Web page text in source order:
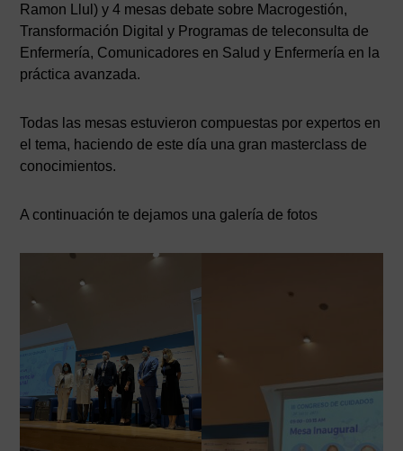
Ramon Llul) y 4 mesas debate sobre Macrogestión,
Transformación Digital y Programas de teleconsulta de
Enfermería, Comunicadores en Salud y Enfermería en la
práctica avanzada.
Todas las mesas estuvieron compuestas por expertos en
el tema, haciendo de este día una gran masterclass de
conocimientos.
A continuación te dejamos una galería de fotos